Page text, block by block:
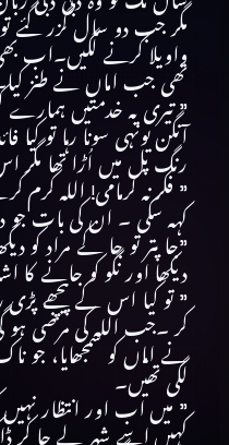
مگر جب دو سال گزر گئے تو
واویلا کرنے لگیں۔اب
تھی جب اماں نے طنز
” تیری یہ خدمتیں ہمارے
آنگن یونہی سونا رہا تو کیا
رنگ پل میں اُڑا تھا مگر
” فکر نہ کرمامی! اللہ کرم
کہہ سکی ۔ ان کی بات جو
”جا پتر تو جا کے مراد کو
دیکھا اور نگو کو جانے کا
” تو کیا اس کے پیچھے
کر ۔جب اللہ کی مرضی ہو
نے اماں کو سمجھایا، جو
لگی تھیں۔
” میں اب اور انتظار
کہیں اسے شہر لے جا کر